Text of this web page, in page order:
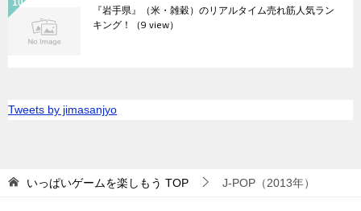
『岩手県』（米・雑穀）のリアルタイム売れ筋人気ラン
キング！ （9 view）
Tweets by jimasanjyo
いっぱいゲームを楽しもう TOP J-POP（2013年）